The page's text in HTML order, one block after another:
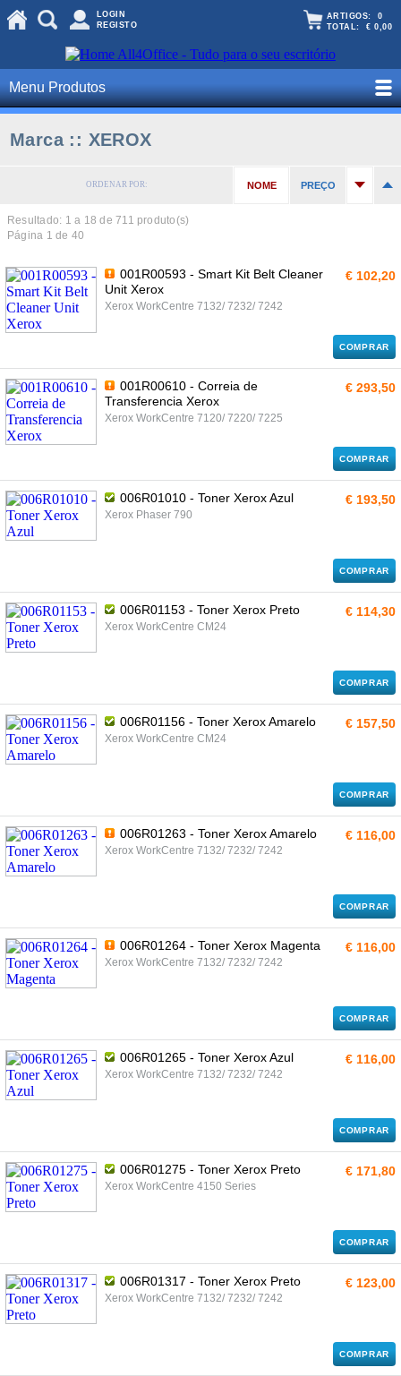
LOGIN
REGISTO
ARTIGOS: 0
TOTAL: € 0,00
Menu Produtos
Marca :: XEROX
ORDENAR POR: NOME PREÇO
Resultado: 1 a 18 de 711 produto(s)
Página 1 de 40
001R00593 - Smart Kit Belt Cleaner
Unit Xerox
Xerox WorkCentre 7132/ 7232/ 7242
€ 102,20
COMPRAR
001R00610 - Correia de
Transferencia Xerox
Xerox WorkCentre 7120/ 7220/ 7225
€ 293,50
COMPRAR
006R01010 - Toner Xerox Azul
Xerox Phaser 790
€ 193,50
COMPRAR
006R01153 - Toner Xerox Preto
Xerox WorkCentre CM24
€ 114,30
COMPRAR
006R01156 - Toner Xerox Amarelo
Xerox WorkCentre CM24
€ 157,50
COMPRAR
006R01263 - Toner Xerox Amarelo
Xerox WorkCentre 7132/ 7232/ 7242
€ 116,00
COMPRAR
006R01264 - Toner Xerox Magenta
Xerox WorkCentre 7132/ 7232/ 7242
€ 116,00
COMPRAR
006R01265 - Toner Xerox Azul
Xerox WorkCentre 7132/ 7232/ 7242
€ 116,00
COMPRAR
006R01275 - Toner Xerox Preto
Xerox WorkCentre 4150 Series
€ 171,80
COMPRAR
006R01317 - Toner Xerox Preto
Xerox WorkCentre 7132/ 7232/ 7242
€ 123,00
COMPRAR